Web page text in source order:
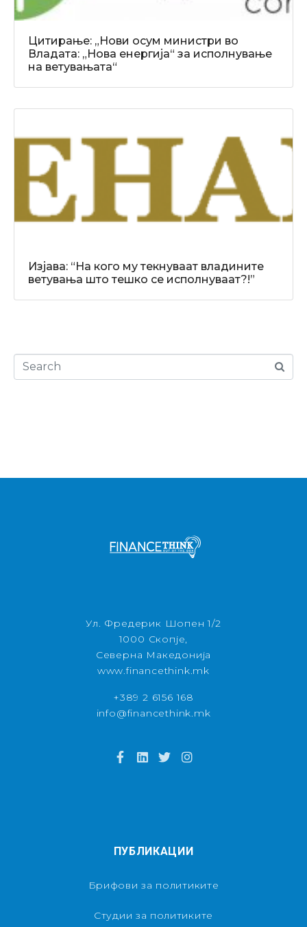
Цитирање: „Нови осум министри во
Владата: „Нова енергија“ за исполнување
на ветувањата“
Изјава: “На кого му текнуваат владините
ветувања што тешко се исполнуваат?!”
Ул. Фредерик Шопен 1/2
1000 Скопје,
Северна Македонија
www.financethink.mk
+389 2 6156 168
info@financethink.mk
ПУБЛИКАЦИИ
Брифови за политиките
Студии за политиките